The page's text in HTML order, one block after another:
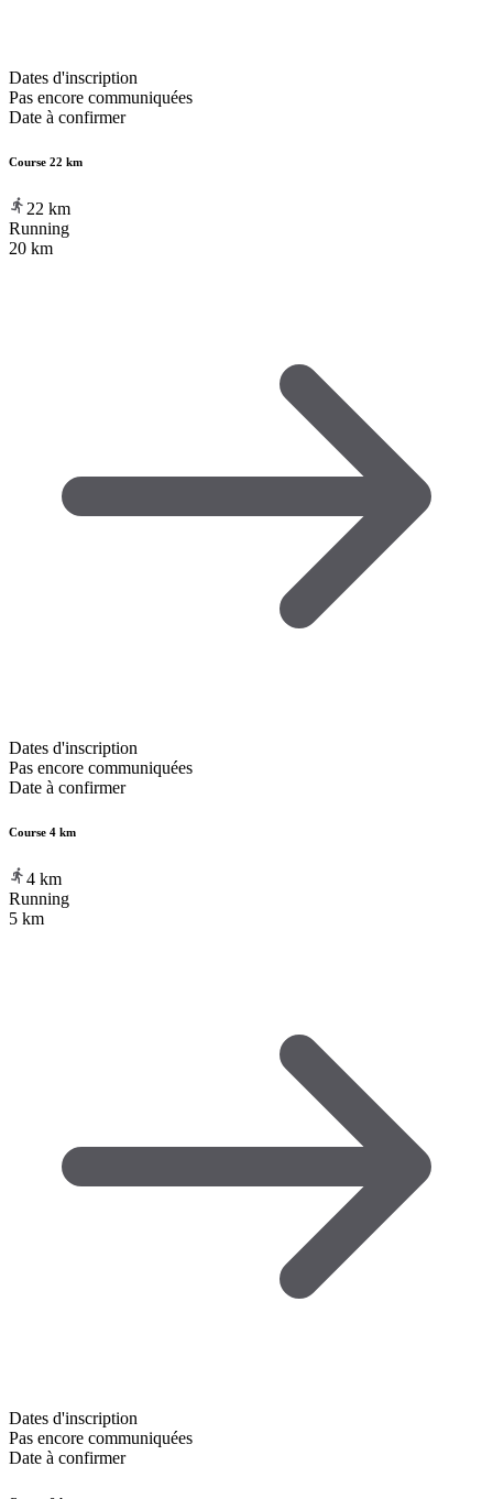
Dates d'inscription
Pas encore communiquées
Date à confirmer
Course 22 km
22 km
Running
20 km
Dates d'inscription
Pas encore communiquées
Date à confirmer
Course 4 km
4 km
Running
5 km
Dates d'inscription
Pas encore communiquées
Date à confirmer